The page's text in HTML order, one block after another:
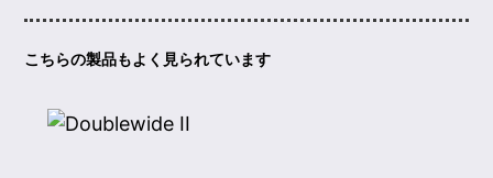
こちらの製品もよく見られています